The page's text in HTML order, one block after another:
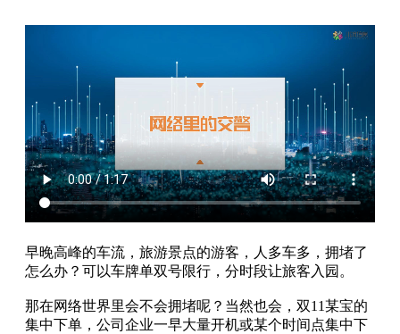
早晚高峰的车流，旅游景点的游客，人多车多，拥堵了
怎么办？可以车牌单双号限行，分时段让旅客入园。
那在网络世界里会不会拥堵呢？当然也会，双11某宝的
集中下单，公司企业一早大量开机或某个时间点集中下